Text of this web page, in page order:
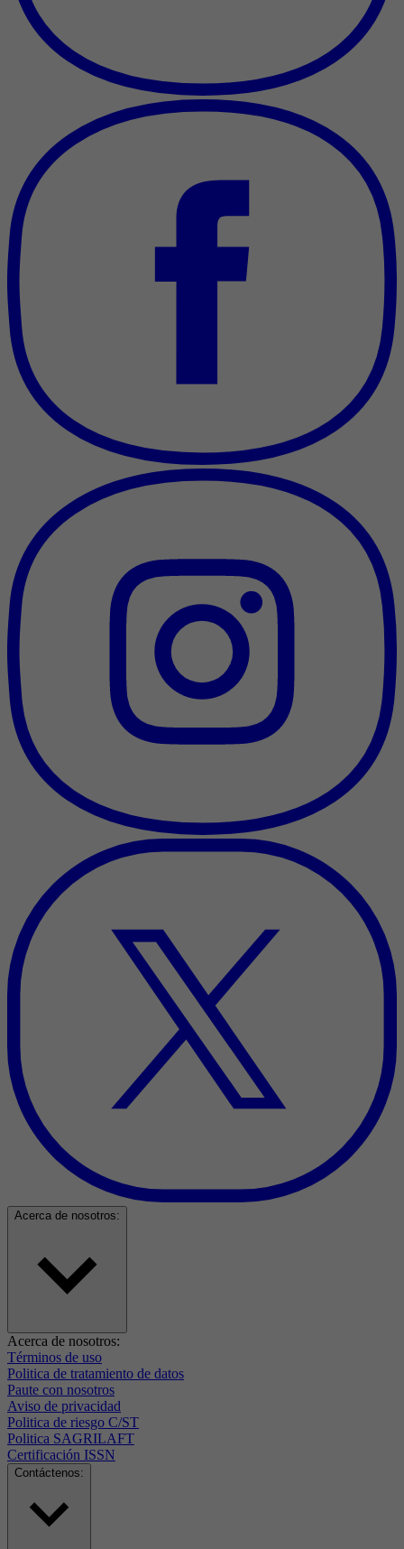
Acerca de nosotros:
Acerca de nosotros:
Términos de uso
Politica de tratamiento de datos
Paute con nosotros
Aviso de privacidad
Politica de riesgo C/ST
Politica SAGRILAFT
Certificación ISSN
Contáctenos: